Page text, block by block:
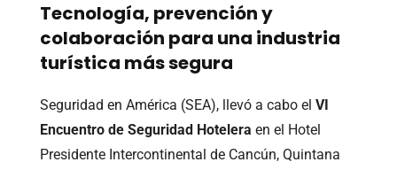
Tecnología, prevención y
colaboración para una industria
turística más segura
Seguridad en América (SEA), llevó a cabo el VI
Encuentro de Seguridad Hotelera en el Hotel
Presidente Intercontinental de Cancún, Quintana